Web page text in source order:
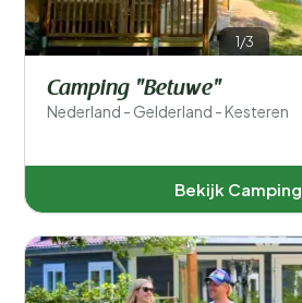
1/3
Camping "Betuwe"
Nederland - Gelderland - Kesteren
Bekijk Camping